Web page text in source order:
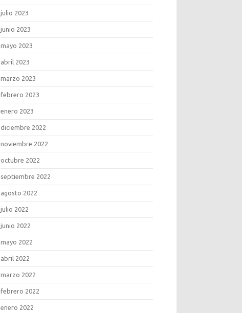
julio 2023
junio 2023
mayo 2023
abril 2023
marzo 2023
febrero 2023
enero 2023
diciembre 2022
noviembre 2022
octubre 2022
septiembre 2022
agosto 2022
julio 2022
junio 2022
mayo 2022
abril 2022
marzo 2022
febrero 2022
enero 2022